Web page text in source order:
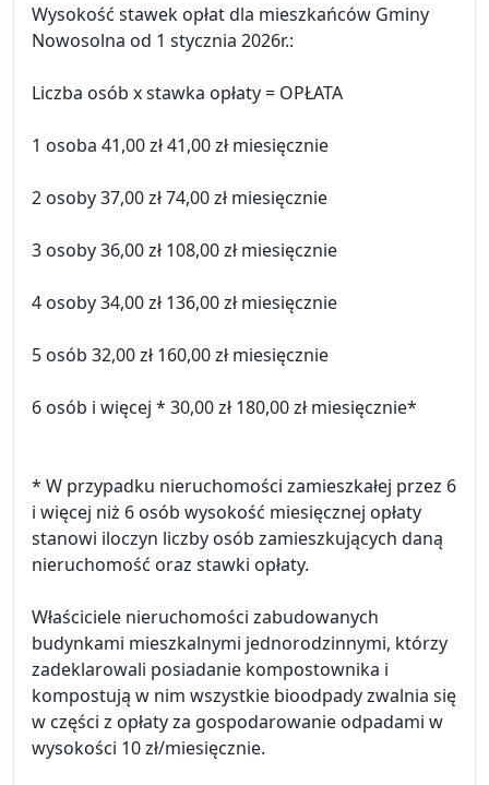
Wysokość stawek opłat dla mieszkańców Gminy
Nowosolna od 1 stycznia 2026r.:
Liczba osób x stawka opłaty = OPŁATA
1 osoba 41,00 zł 41,00 zł miesięcznie
2 osoby 37,00 zł 74,00 zł miesięcznie
3 osoby 36,00 zł 108,00 zł miesięcznie
4 osoby 34,00 zł 136,00 zł miesięcznie
5 osób 32,00 zł 160,00 zł miesięcznie
6 osób i więcej * 30,00 zł 180,00 zł miesięcznie*
* W przypadku nieruchomości zamieszkałej przez 6
i więcej niż 6 osób wysokość miesięcznej opłaty
stanowi iloczyn liczby osób zamieszkujących daną
nieruchomość oraz stawki opłaty.
Właściciele nieruchomości zabudowanych
budynkami mieszkalnymi jednorodzinnymi, którzy
zadeklarowali posiadanie kompostownika i
kompostują w nim wszystkie bioodpady zwalnia się
w części z opłaty za gospodarowanie odpadami w
wysokości 10 zł/miesięcznie.